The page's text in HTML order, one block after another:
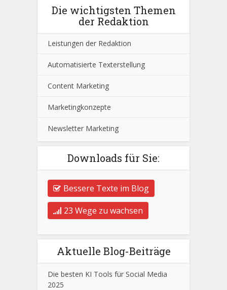
Die wichtigsten Themen
der Redaktion
Leistungen der Redaktion
Automatisierte Texterstellung
Content Marketing
Marketingkonzepte
Newsletter Marketing
Downloads für Sie:
Bessere Texte im Blog
23 Wege zu wachsen
Aktuelle Blog-Beiträge
Die besten KI Tools für Social Media
2025